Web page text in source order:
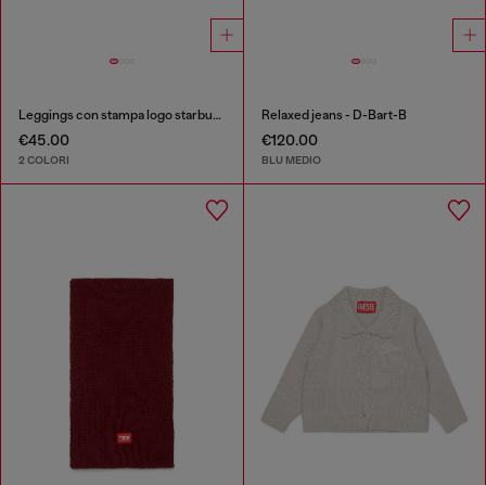
Leggings con stampa logo starburst
€45.00
2 COLORI
Relaxed jeans - D-Bart-B
€120.00
BLU MEDIO